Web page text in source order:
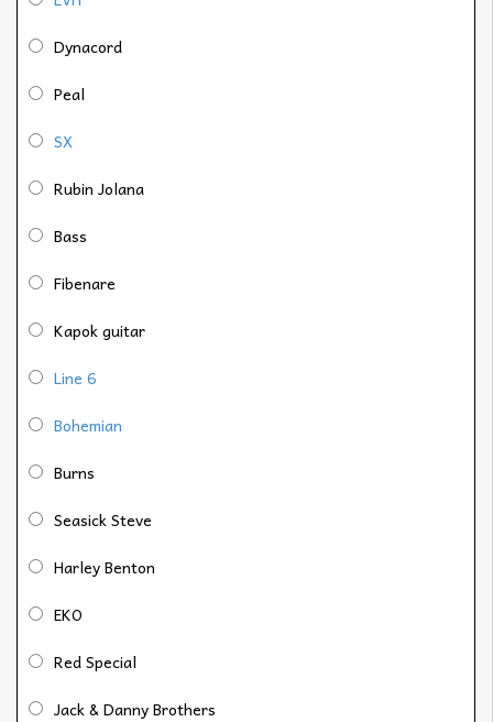
Dynacord
Peal
SX
Rubin Jolana
Bass
Fibenare
Kapok guitar
Line 6
Bohemian
Burns
Seasick Steve
Harley Benton
EKO
Red Special
Jack & Danny Brothers